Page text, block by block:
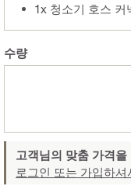
1x 청소기 호스 커
수량
고객님의 맞춤 가격
로그인 또는 가입하셔